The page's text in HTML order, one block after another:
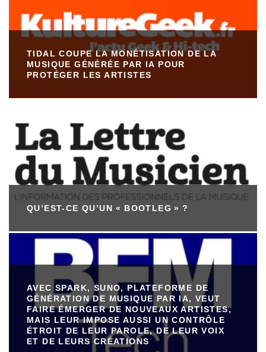
TIDAL COUPE LA MONÉTISATION DE LA
MUSIQUE GÉNÉRÉE PAR IA POUR
PROTÉGER LES ARTISTES
QU’EST-CE QU’UN « BOOTLEG » ?
AVEC SPARK, SUNO, PLATEFORME DE
GÉNÉRATION DE MUSIQUE PAR IA, VEUT
FAIRE ÉMERGER DE NOUVEAUX ARTISTES,
MAIS LEUR IMPOSE AUSSI UN CONTRÔLE
ÉTROIT DE LEUR PAROLE, DE LEUR VOIX
ET DE LEURS CRÉATIONS